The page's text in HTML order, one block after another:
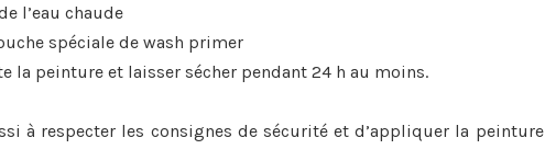
l’eau chaude
spéciale de wash primer
la peinture et laisser sécher pendant 24 h au moins.
à respecter les consignes de sécurité et d’appliquer la peinture